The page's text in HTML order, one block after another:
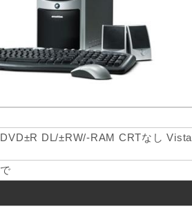
DL/±RW/-RAM CRTなし Vista